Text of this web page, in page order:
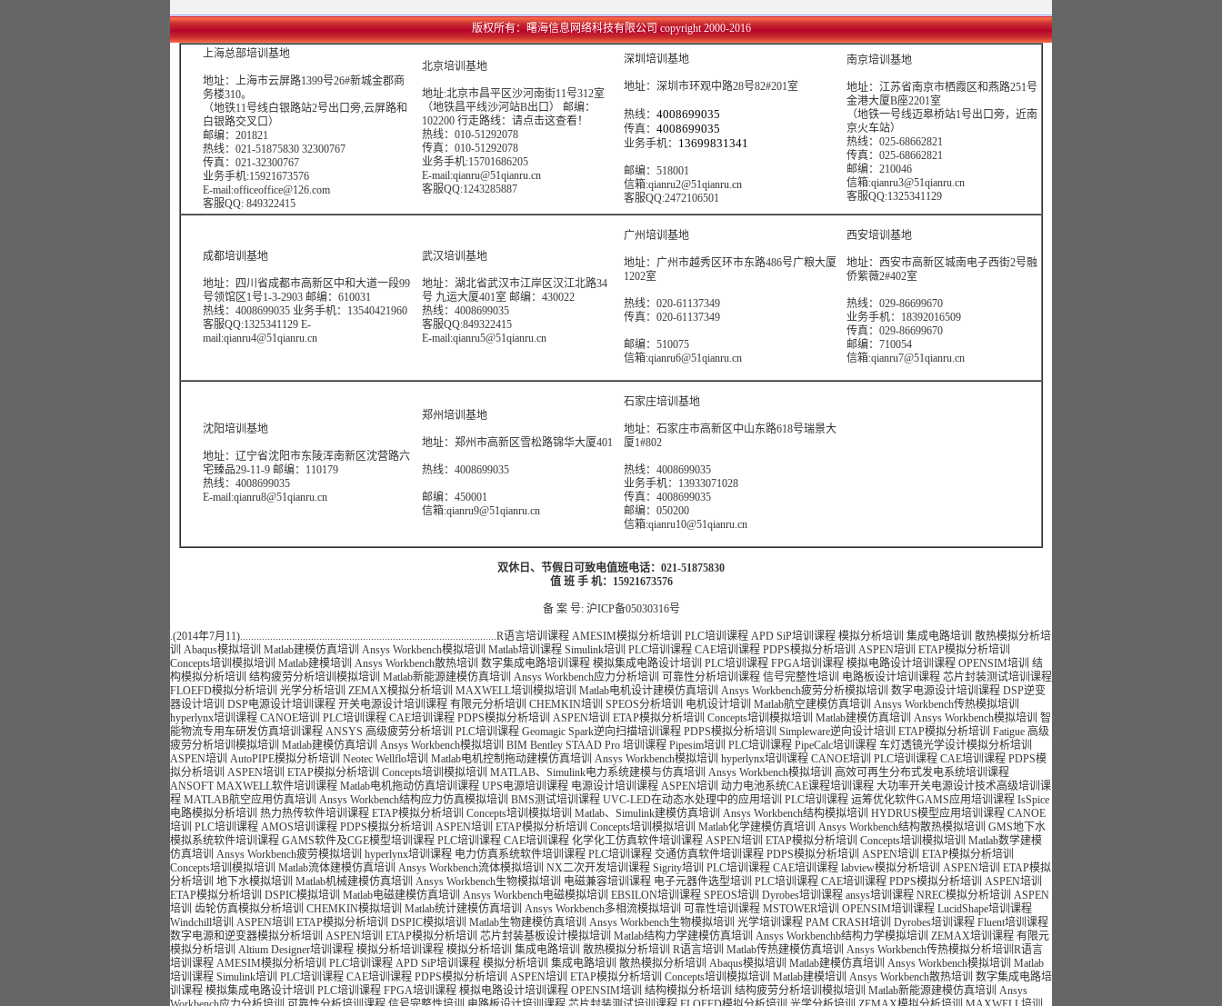
版权所有：曙海信息网络科技有限公司 copyright 2000-2016
上海总部培训基地
地址：上海市云屏路1399号26#新城金郡商
务楼310。
（地铁11号线白银路站2号出口旁,云屏路和
白银路交叉口）
邮编：201821
热线：021-51875830 32300767
传真：021-32300767
业务手机:15921673576
E-mail:officeoffice@126.com
客服QQ: 849322415
北京培训基地
地址:北京市昌平区沙河南街11号312室
（地铁昌平线沙河站B出口） 邮编：
102200 行走路线： 请点击这查看！
热线：010-51292078
传真：010-51292078
业务手机:15701686205
E-mail:qianru@51qianru.cn
客服QQ:1243285887
深圳培训基地
地址：深圳市环观中路28号82#201室
热线： 4008699035
传真： 4008699035
业务手机： 13699831341
邮编：518001
信箱:qianru2@51qianru.cn
客服QQ:2472106501
南京培训基地
地址：江苏省南京市栖霞区和燕路251号
金港大厦B座2201室
（地铁一号线迈皋桥站1号出口旁，近南
京火车站）
热线：025-68662821
传真：025-68662821
邮编：210046
信箱:qianru3@51qianru.cn
客服QQ:1325341129
成都培训基地
地址：四川省成都市高新区中和大道一段99
号领馆区1号1-3-2903 邮编：610031
热线：4008699035 业务手机：13540421960
客服QQ:1325341129 E-
mail:qianru4@51qianru.cn
武汉培训基地
地址：湖北省武汉市江岸区汉江北路34
号 九运大厦401室 邮编：430022
热线：4008699035
客服QQ:849322415
E-mail:qianru5@51qianru.cn
广州培训基地
地址：广州市越秀区环市东路486号广粮大厦
1202室
热线：020-61137349
传真：020-61137349
邮编：510075
信箱:qianru6@51qianru.cn
西安培训基地
地址：西安市高新区城南电子西街2号融
侨紫薇2#402室
热线：029-86699670
业务手机：18392016509
传真：029-86699670
邮编：710054
信箱:qianru7@51qianru.cn
沈阳培训基地
地址：辽宁省沈阳市东陵浑南新区沈营路六
宅臻品29-11-9 邮编：110179
热线：4008699035
E-mail:qianru8@51qianru.cn
郑州培训基地
地址：郑州市高新区雪松路锦华大厦401
热线：4008699035
邮编：450001
信箱:qianru9@51qianru.cn
石家庄培训基地
地址：石家庄市高新区中山东路618号瑞景大
厦1#802
热线：4008699035
业务手机：13933071028
传真：4008699035
邮编：050200
信箱:qianru10@51qianru.cn
双休日、节假日可致电值班电话：021-51875830
值 班 手 机：15921673576
备 案 号: 沪ICP备05030316号
.(2014年7月11)..............................................................................................R语言培训课程 AMESIM模拟分析培训 PLC培训课程 APD SiP培训课程 模拟分析培训 集成电路培训 散热模拟分析培
训 Abaqus模拟培训 Matlab建模仿真培训 Ansys Workbench模拟培训 Matlab培训课程 Simulink培训 PLC培训课程 CAE培训课程 PDPS模拟分析培训 ASPEN培训 ETAP模拟分析培训
Concepts培训模拟培训 Matlab建模培训 Ansys Workbench散热培训 数字集成电路培训课程 模拟集成电路设计培训 PLC培训课程 FPGA培训课程 模拟电路设计培训课程 OPENSIM培训 结
构模拟分析培训 结构疲劳分析培训模拟培训 Matlab新能源建模仿真培训 Ansys Workbench应力分析培训 可靠性分析培训课程 信号完整性培训 电路板设计培训课程 芯片封装测试培训课程
FLOEFD模拟分析培训 光学分析培训 ZEMAX模拟分析培训 MAXWELL培训模拟培训 Matlab电机设计建模仿真培训 Ansys Workbench疲劳分析模拟培训 数字电源设计培训课程 DSP逆变
器设计培训 DSP电源设计培训课程 开关电源设计培训课程 有限元分析培训 CHEMKIN培训 SPEOS分析培训 电机设计培训 Matlab航空建模仿真培训 Ansys Workbench传热模拟培训
hyperlynx培训课程 CANOE培训 PLC培训课程 CAE培训课程 PDPS模拟分析培训 ASPEN培训 ETAP模拟分析培训 Concepts培训模拟培训 Matlab建模仿真培训 Ansys Workbench模拟培训 智
能物流专用车研发仿真培训课程 ANSYS 高级疲劳分析培训 PLC培训课程 Geomagic Spark逆向扫描培训课程 PDPS模拟分析培训 Simpleware逆向设计培训 ETAP模拟分析培训 Fatigue 高级
疲劳分析培训模拟培训 Matlab建模仿真培训 Ansys Workbench模拟培训 BIM Bentley STAAD Pro 培训课程 Pipesim培训 PLC培训课程 PipeCalc培训课程 车灯透镜光学设计模拟分析培训
ASPEN培训 AutoPIPE模拟分析培训 Neotec Wellflo培训 Matlab电机控制拖动建模仿真培训 Ansys Workbench模拟培训 hyperlynx培训课程 CANOE培训 PLC培训课程 CAE培训课程 PDPS模
拟分析培训 ASPEN培训 ETAP模拟分析培训 Concepts培训模拟培训 MATLAB、Simulink电力系统建模与仿真培训 Ansys Workbench模拟培训 高效可再生分布式发电系统培训课程
ANSOFT MAXWELL软件培训课程 Matlab电机拖动仿真培训课程 UPS电源培训课程 电源设计培训课程 ASPEN培训 动力电池系统CAE课程培训课程 大功率开关电源设计技术高级培训课
程 MATLAB航空应用仿真培训 Ansys Workbench结构应力仿真模拟培训 BMS测试培训课程 UVC-LED在动态水处理中的应用培训 PLC培训课程 运筹优化软件GAMS应用培训课程 IsSpice
电路模拟分析培训 热力热传软件培训课程 ETAP模拟分析培训 Concepts培训模拟培训 Matlab、Simulink建模仿真培训 Ansys Workbench结构模拟培训 HYDRUS模型应用培训课程 CANOE
培训 PLC培训课程 AMOS培训课程 PDPS模拟分析培训 ASPEN培训 ETAP模拟分析培训 Concepts培训模拟培训 Matlab化学建模仿真培训 Ansys Workbench结构散热模拟培训 GMS地下水
模拟系统软件培训课程 GAMS软件及CGE模型培训课程 PLC培训课程 CAE培训课程 化学化工仿真软件培训课程 ASPEN培训 ETAP模拟分析培训 Concepts培训模拟培训 Matlab数学建模
仿真培训 Ansys Workbench疲劳模拟培训 hyperlynx培训课程 电力仿真系统软件培训课程 PLC培训课程 交通仿真软件培训课程 PDPS模拟分析培训 ASPEN培训 ETAP模拟分析培训
Concepts培训模拟培训 Matlab流体建模仿真培训 Ansys Workbench流体模拟培训 NX二次开发培训课程 Sigrity培训 PLC培训课程 CAE培训课程 labview模拟分析培训 ASPEN培训 ETAP模拟
分析培训 地下水模拟培训 Matlab机械建模仿真培训 Ansys Workbench生物模拟培训 电磁兼容培训课程 电子元器件选型培训 PLC培训课程 CAE培训课程 PDPS模拟分析培训 ASPEN培训
ETAP模拟分析培训 DSPIC模拟培训 Matlab电磁建模仿真培训 Ansys Workbench电磁模拟培训 EBSILON培训课程 SPEOS培训 Dyrobes培训课程 ansys培训课程 NREC模拟分析培训 ASPEN
培训 齿轮仿真模拟分析培训 CHEMKIN模拟培训 Matlab统计建模仿真培训 Ansys Workbench多相流模拟培训 可靠性培训课程 MSTOWER培训 OPENSIM培训课程 LucidShape培训课程
Windchill培训 ASPEN培训 ETAP模拟分析培训 DSPIC模拟培训 Matlab生物建模仿真培训 Ansys Workbench生物模拟培训 光学培训课程 PAM CRASH培训 Dyrobes培训课程 Fluent培训课程
数字电源和逆变器模拟分析培训 ASPEN培训 ETAP模拟分析培训 芯片封装基板设计模拟培训 Matlab结构力学建模仿真培训 Ansys Workbenchb结构力学模拟培训 ZEMAX培训课程 有限元
模拟分析培训 Altium Designer培训课程 模拟分析培训课程 模拟分析培训 集成电路培训 散热模拟分析培训 R语言培训 Matlab传热建模仿真培训 Ansys Workbench传热模拟分析培训 R语言
培训课程 AMESIM模拟分析培训 PLC培训课程 APD SiP培训课程 模拟分析培训 集成电路培训 散热模拟分析培训 Abaqus模拟培训 Matlab建模仿真培训 Ansys Workbench模拟培训 Matlab
培训课程 Simulink培训 PLC培训课程 CAE培训课程 PDPS模拟分析培训 ASPEN培训 ETAP模拟分析培训 Concepts培训模拟培训 Matlab建模培训 Ansys Workbench散热培训 数字集成电路培
训课程 模拟集成电路设计培训 PLC培训课程 FPGA培训课程 模拟电路设计培训课程 OPENSIM培训 结构模拟分析培训 结构疲劳分析培训模拟培训 Matlab新能源建模仿真培训 Ansys